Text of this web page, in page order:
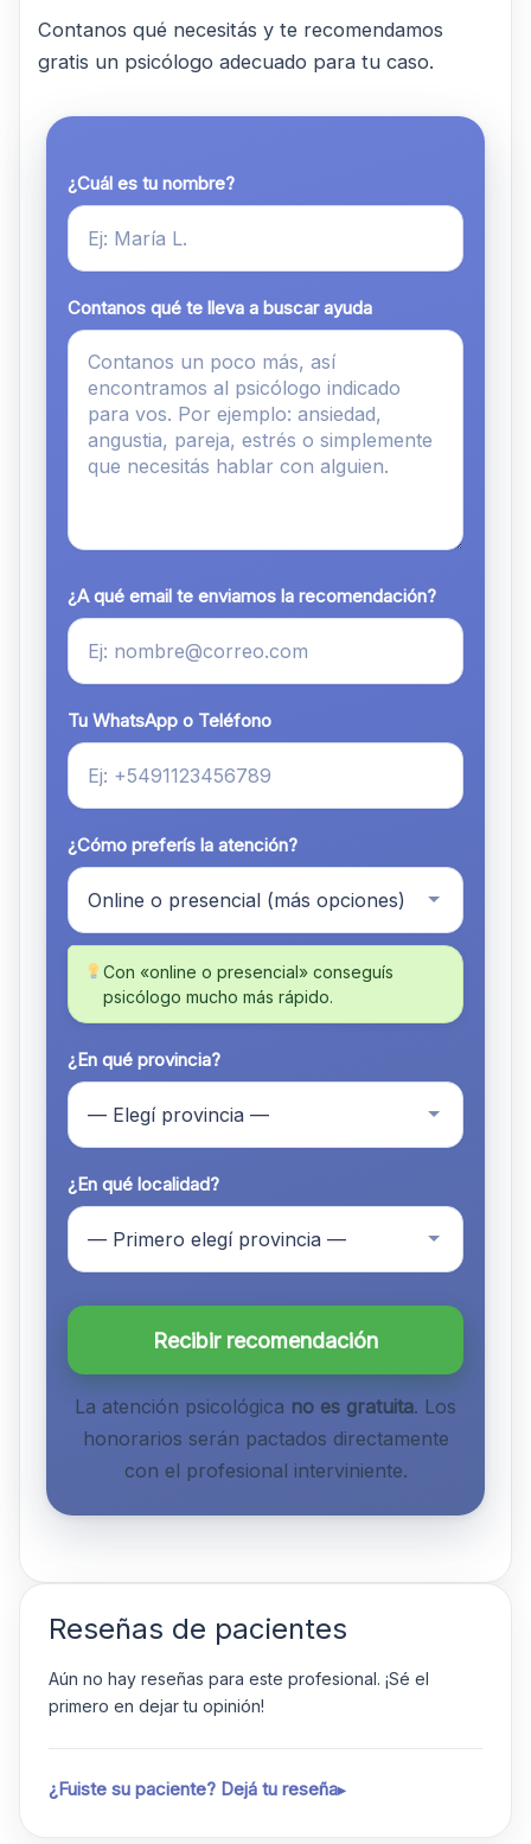
Contanos qué necesitás y te recomendamos
gratis un psicólogo adecuado para tu caso.
¿Cuál es tu nombre?
Contanos qué te lleva a buscar ayuda
¿A qué email te enviamos la recomendación?
Tu WhatsApp o Teléfono
¿Cómo preferís la atención?
Con «online o presencial» conseguís
psicólogo mucho más rápido.
¿En qué provincia?
¿En qué localidad?
Recibir recomendación
La atención psicológica no es gratuita. Los
honorarios serán pactados directamente
con el profesional interviniente.
Reseñas de pacientes
Aún no hay reseñas para este profesional. ¡Sé el
primero en dejar tu opinión!
¿Fuiste su paciente? Dejá tu reseña